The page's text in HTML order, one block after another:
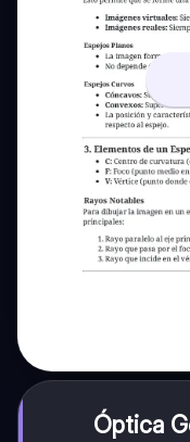
Óptica